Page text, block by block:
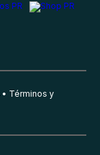
Términos y